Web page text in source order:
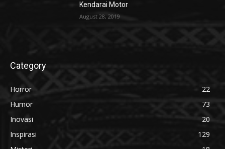
Kendarai Motor
August 28, 2019
Category
Horror
22
Humor
73
Inovasi
20
Inspirasi
129